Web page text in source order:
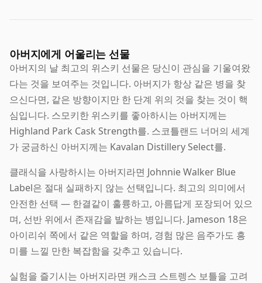
아버지에게 어울리는 선물
아버지의 날 최고의 위스키 선물은 당신이 관심을 기울여왔
다는 것을 보여주는 것입니다. 아버지가 항상 같은 병을 찾
으신다면, 같은 방향이지만 한 단계 위의 것을 찾는 것이 핵
심입니다. 스모키한 위스키를 좋아하시는 아버지께는
Highland Park Cask Strength를. 스코틀랜드 너머의 세계
가 궁금하신 아버지께는 Kavalan Distillery Select를.
클래식을 사랑하시는 아버지라면 Johnnie Walker Blue
Label은 절대 실패하지 않는 선택입니다. 최고의 의미에서
안전한 선택 — 한결같이 훌륭하고, 아름답게 포장되어 있으
며, 선반 위에서 존재감을 발하는 병입니다. Jameson 18은
아이리쉬 쪽에서 같은 역할을 하며, 경험 많은 음주가도 흥
미를 느낄 만한 복잡함을 갖추고 있습니다.
실험을 즐기시는 아버지라면 캐스크 스트렝스 보틀을 고려